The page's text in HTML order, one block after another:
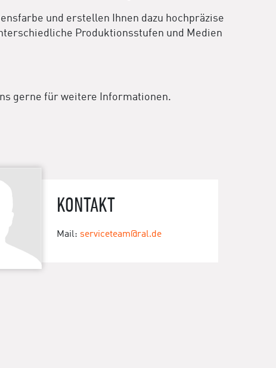
und erstellen Ihnen dazu hochpräzise
Produktionsstufen und Medien
gerne für weitere Informationen.
KONTAKT
Mail: serviceteam@ral.de